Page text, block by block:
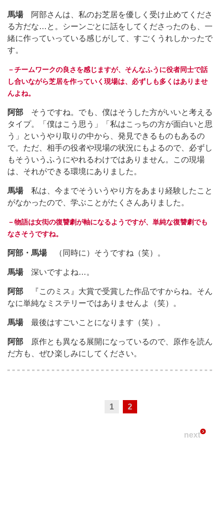
馬場 阿部さんは、私のお芝居を優しく受け止めてくださ
る方だな…と。シーンごとに話をしてくださったのも、一
緒に作っていっている感じがして、すごくうれしかったで
す。
－チームワークの良さを感じますが、そんなふうに役者同士で話
し合いながら芝居を作っていく現場は、必ずしも多くはありませ
んよね。
阿部 そうですね。でも、僕はそうした方がいいと考える
タイプ。「僕はこう思う」「私はこっちの方が面白いと思
う」というやり取りの中から、発見できるものもあるの
で。ただ、相手の役者や現場の状況にもよるので、必ずし
もそういうふうにやれるわけではありません。この現場
は、それができる環境にありました。
馬場 私は、今までそういうやり方をあまり経験したこと
がなかったので、学ぶことがたくさんありました。
－物語は女衒の復讐劇が軸になるようですが、単純な復讐劇でも
なさそうですね。
阿部・馬場 （同時に）そうですね（笑）。
馬場 深いですよね…。
阿部 『このミス』大賞で受賞した作品ですからね。そん
なに単純なミステリーではありませんよ（笑）。
馬場 最後はすごいことになります（笑）。
阿部 原作とも異なる展開になっているので、原作を読ん
だ方も、ぜひ楽しみにしてください。
1 2
next